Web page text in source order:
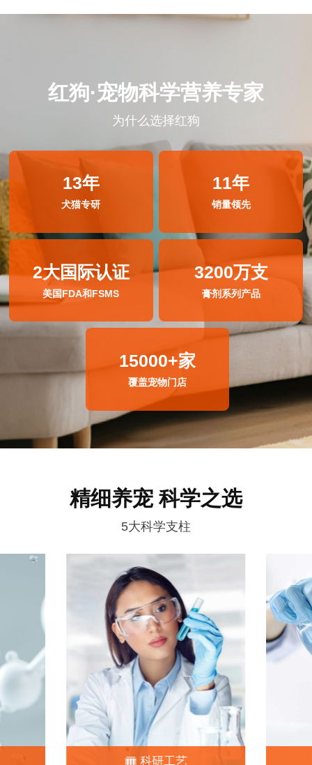
红狗·宠物科学营养专家
为什么选择红狗
13年
犬猫专研
11年
销量领先
2大国际认证
美国FDA和FSMS
3200万支
膏剂系列产品
15000+家
覆盖宠物门店
精细养宠 科学之选
5大科学支柱
科研工艺